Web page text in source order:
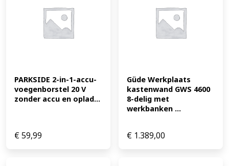
PARKSIDE 2-in-1-accu-
voegenborstel 20 V
zonder accu en oplad...
€59,99
Güde Werkplaats
kastenwand GWS 4600
8-delig met
werkbanken ...
€ 1.389,00